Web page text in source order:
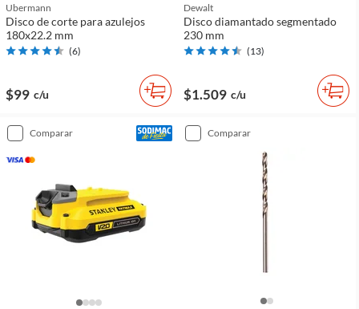
Ubermann
Disco de corte para azulejos
180x22.2 mm
(6)
$99 c/u
Dewalt
Disco diamantado segmentado
230 mm
(13)
$1.509 c/u
comparar comparar